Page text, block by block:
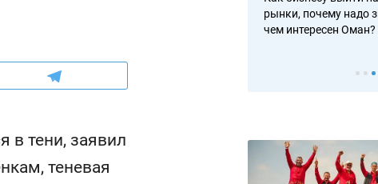
в тени, заявил
теневая
рынки, почему надо
чем интересен Оман?